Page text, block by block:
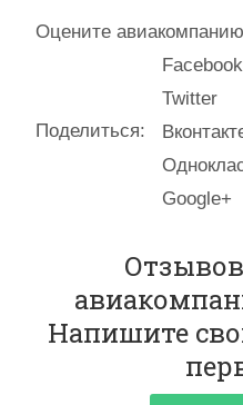
Оцените
Поделиться:
Facebook
Twitter
Google+
Напишите